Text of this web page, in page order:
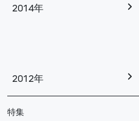
2014年
2012年
特集